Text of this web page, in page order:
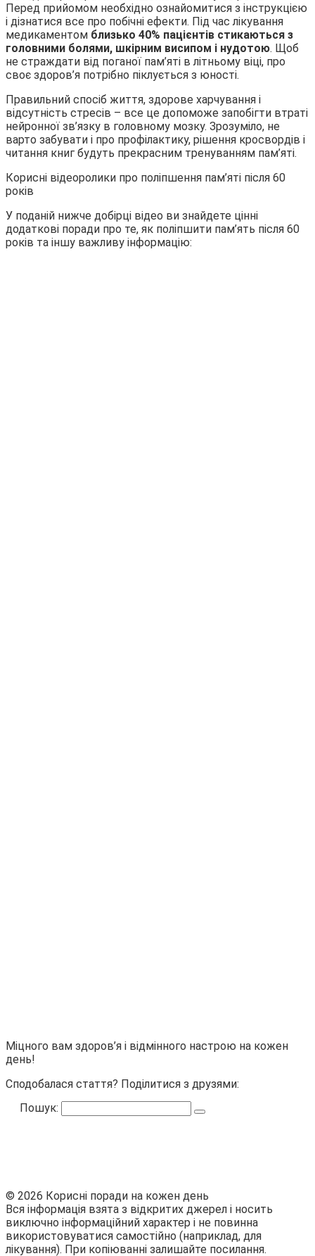
Перед прийомом необхідно ознайомитися з інструкцією
і дізнатися все про побічні ефекти. Під час лікування
медикаментом близько 40% пацієнтів стикаються з
головними болями, шкірним висипом і нудотою. Щоб
не страждати від поганої пам’яті в літньому віці, про
своє здоров’я потрібно піклується з юності.
Правильний спосіб життя, здорове харчування і
відсутність стресів – все це допоможе запобігти втраті
нейронної зв’язку в головному мозку. Зрозуміло, не
варто забувати і про профілактику, рішення кросвордів і
читання книг будуть прекрасним тренуванням пам’яті.
Корисні відеоролики про поліпшення пам’яті після 60
років
У поданій нижче добірці відео ви знайдете цінні
додаткові поради про те, як поліпшити пам’ять після 60
років та іншу важливу інформацію:
Міцного вам здоров’я і відмінного настрою на кожен
день!
Сподобалася стаття? Поділитися з друзями:
Пошук:
© 2026 Корисні поради на кожен день
Вся інформація взята з відкритих джерел і носить
виключно інформаційний характер і не повинна
використовуватися самостійно (наприклад, для
лікування). При копіюванні залишайте посилання.